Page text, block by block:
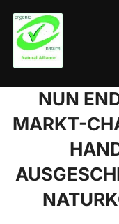
Zum
Inhalt
springen
NUN
MARKT-